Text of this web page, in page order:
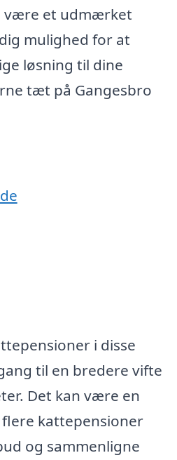
være et udmærket
mulighed for at
løsning til dine
tæt på Gangesbro
i disse
til en bredere vifte
Det kan være en
kattepensioner
og sammenligne